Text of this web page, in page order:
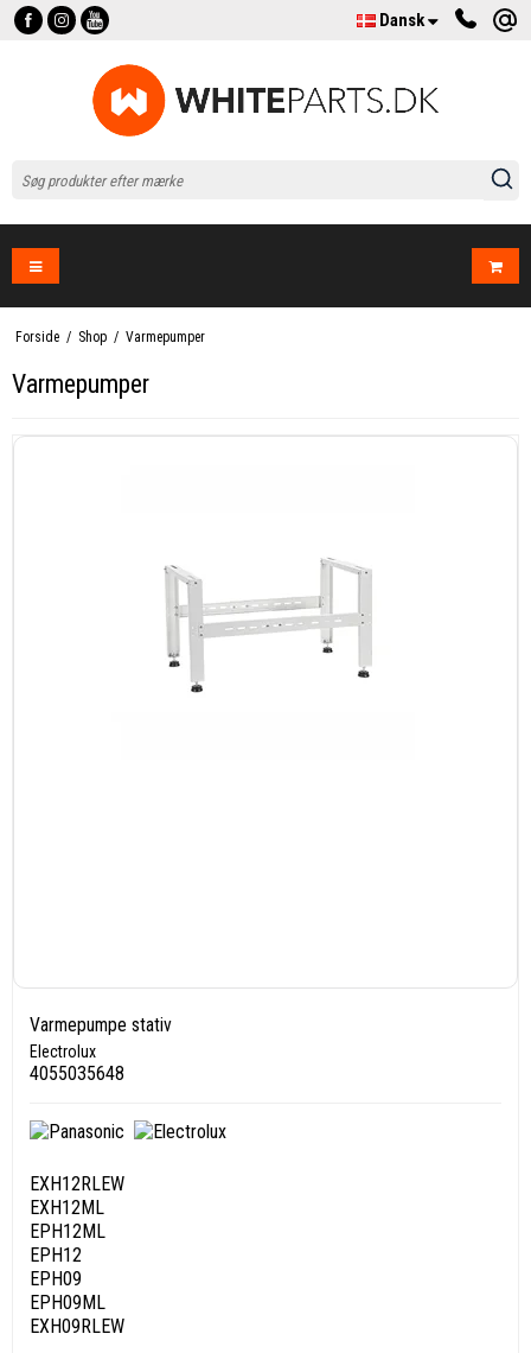
Dansk
Forside / Shop / Varmepumper
Varmepumper
Varmepumpe stativ
Electrolux
4055035648
EXH12RLEW
EXH12ML
EPH12ML
EPH12
EPH09
EPH09ML
EXH09RLEW